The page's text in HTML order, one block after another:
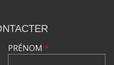
PRÉNOM *